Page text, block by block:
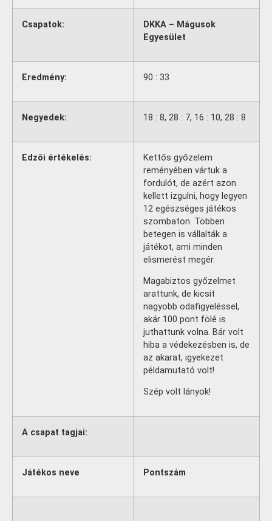
Csapatok:
DKKA – Mágusok
Egyesület
Eredmény: 90 : 33
Negyedek: 18 : 8, 28 : 7, 16 : 10, 28 : 8
Edzői értékelés:
Kettős győzelem
reményében vártuk a
fordulót, de azért azon
kellett izgulni, hogy legyen
12 egészséges játékos
szombaton. Többen
betegen is vállalták a
játékot, ami minden
elismerést megér.
Magabiztos győzelmet
arattunk, de kicsit
nagyobb odafigyeléssel,
akár 100 pont fölé is
juthattunk volna. Bár volt
hiba a védekezésben is, de
az akarat, igyekezet
példamutató volt!
Szép volt lányok!
A csapat tagjai:
Játékos neve Pontszám